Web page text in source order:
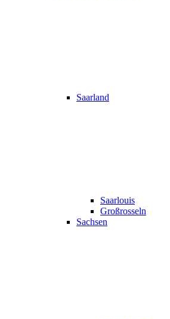
Saarland
Saarlouis
Großrosseln
Sachsen